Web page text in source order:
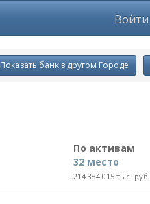
Войти
Показать банк в другом Городе
По активам
32 место
214 384 015 тыс. руб.